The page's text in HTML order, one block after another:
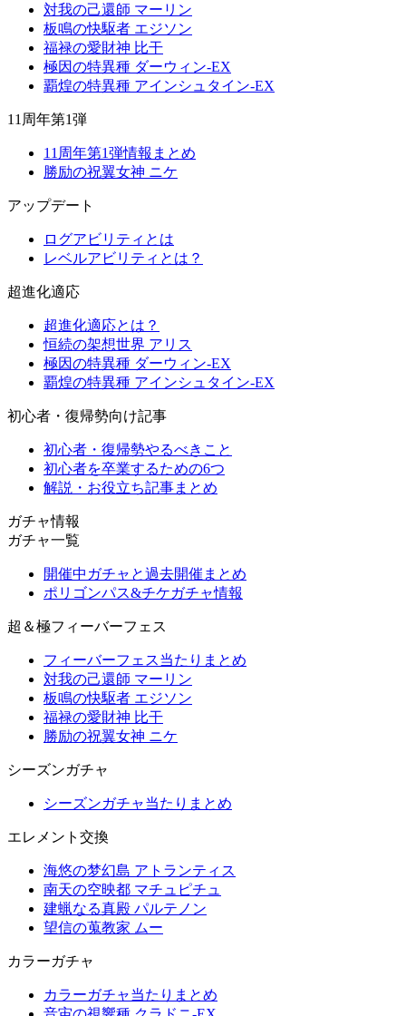
対我の己還師 マーリン
板鳴の快駆者 エジソン
福禄の愛財神 比干
極因の特異種 ダーウィン-EX
覇煌の特異種 アインシュタイン-EX
11周年第1弾
11周年第1弾情報まとめ
勝励の祝翼女神 ニケ
アップデート
ログアビリティとは
レベルアビリティとは？
超進化適応
超進化適応とは？
恒続の架想世界 アリス
極因の特異種 ダーウィン-EX
覇煌の特異種 アインシュタイン-EX
初心者・復帰勢向け記事
初心者・復帰勢やるべきこと
初心者を卒業するための6つ
解説・お役立ち記事まとめ
ガチャ情報
ガチャ一覧
開催中ガチャと過去開催まとめ
ポリゴンパス&チケガチャ情報
超＆極フィーバーフェス
フィーバーフェス当たりまとめ
対我の己還師 マーリン
板鳴の快駆者 エジソン
福禄の愛財神 比干
勝励の祝翼女神 ニケ
シーズンガチャ
シーズンガチャ当たりまとめ
エレメント交換
海悠の梦幻島 アトランティス
南天の空映都 マチュピチュ
建蝋なる真殿 パルテノン
望信の蒐教家 ムー
カラーガチャ
カラーガチャ当たりまとめ